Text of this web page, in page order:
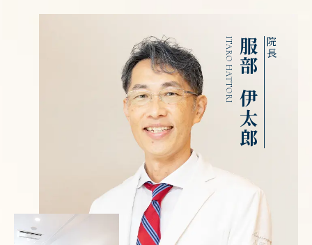
院長
服部
伊太郎
ITARO HATTORI